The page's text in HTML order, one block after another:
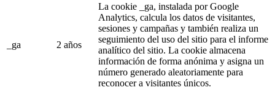
_ga 2 años
La cookie _ga, instalada por Google
Analytics, calcula los datos de visitantes,
sesiones y campañas y también realiza un
seguimiento del uso del sitio para el informe
analítico del sitio. La cookie almacena
información de forma anónima y asigna un
número generado aleatoriamente para
reconocer a visitantes únicos.